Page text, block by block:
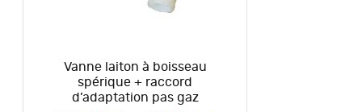
Vanne laiton à boisseau
spérique + raccord
d’adaptation pas gaz